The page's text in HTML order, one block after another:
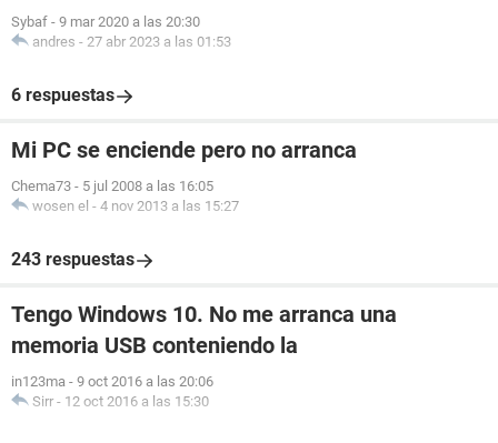
Sybaf - 9 mar 2020 a las 20:30
andres - 27 abr 2023 a las 01:53
6 respuestas
Mi PC se enciende pero no arranca
Chema73 - 5 jul 2008 a las 16:05
wosen el - 4 nov 2013 a las 15:27
243 respuestas
Tengo Windows 10. No me arranca una
memoria USB conteniendo la
in123ma - 9 oct 2016 a las 20:06
Sirr - 12 oct 2016 a las 15:30